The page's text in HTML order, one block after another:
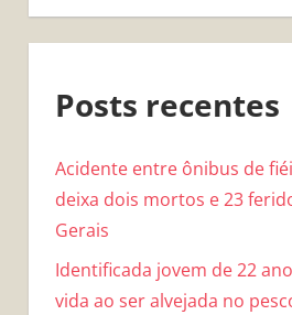
Posts recentes
Acidente entre ônibus de
deixa dois mortos e 23
Gerais
Identificada jovem de 22
vida ao ser alvejada no